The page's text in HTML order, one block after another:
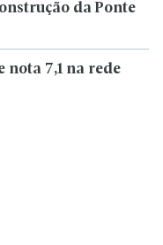
da Ponte
nota 7,1 na rede